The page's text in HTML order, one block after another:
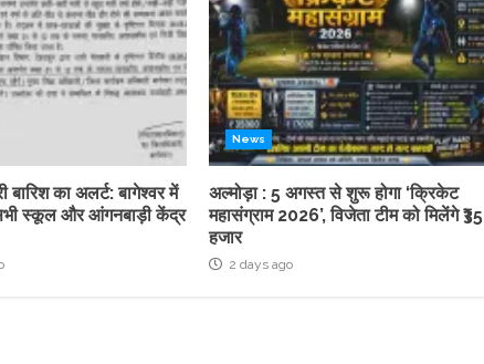
बारिश का अलर्ट: बागेश्वर में
स्कूल और आंगनबाड़ी केंद्र
News
अल्मोड़ा : 5 अगस्त से शुरू होगा ‘क्रिकेट
महासंग्राम 2026’, विजेता टीम को मिलेंगे ₹35
हजार
2 days ago